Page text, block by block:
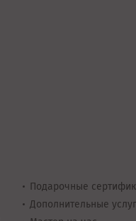
Подарочные
Дополнительные